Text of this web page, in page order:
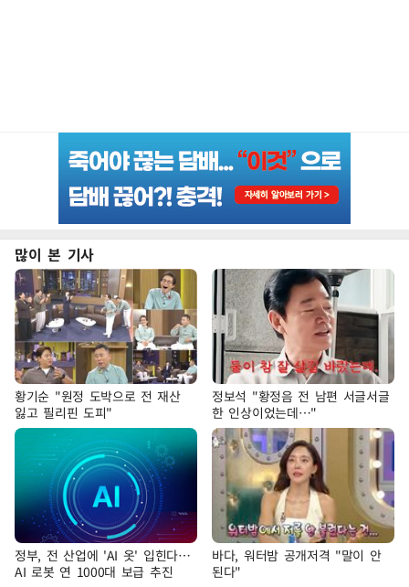
많이 본 기사
황기순 "원정 도박으로 전 재산
잃고 필리핀 도피"
정보석 "황정음 전 남편 서글서글
한 인상이었는데…"
정부, 전 산업에 'AI 옷' 입힌다…
AI 로봇 연 1000대 보급 추진
바다, 워터밤 공개저격 "말이 안
된다"